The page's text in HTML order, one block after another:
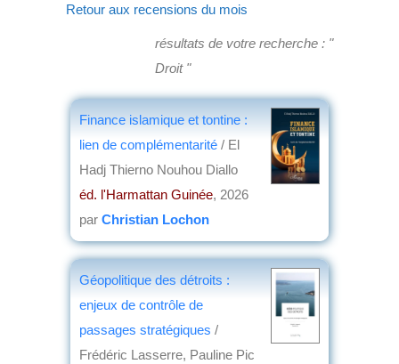
Retour aux recensions du mois
résultats de votre recherche : "
Droit "
Finance islamique et tontine :
lien de complémentarité / El
Hadj Thierno Nouhou Diallo
éd. l'Harmattan Guinée, 2026
par Christian Lochon
Géopolitique des détroits :
enjeux de contrôle de
passages stratégiques /
Frédéric Lasserre, Pauline Pic